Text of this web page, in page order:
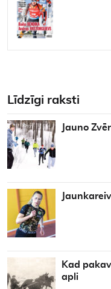
Līdzīgi raksti
Jauno
Kad
apli